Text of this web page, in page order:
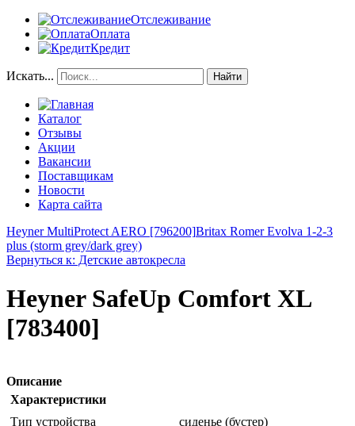
Отслеживание
Оплата
Кредит
Искать... Найти
Каталог
Отзывы
Акции
Вакансии
Поставщикам
Новости
Карта сайта
Heyner MultiProtect AERO [796200]Britax Romer Evolva 1-2-3
plus (storm grey/dark grey)
Вернуться к: Детские автокресла
Heyner SafeUp Comfort XL
[783400]
Описание
Характеристики
Тип устройства
сиденье (бустер)